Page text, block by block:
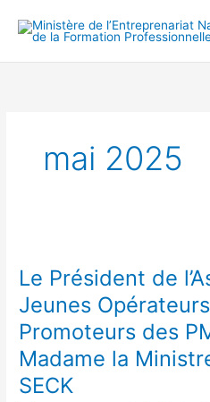
mai 2025
Le Président de
Jeunes
Promoteurs des
Madame la
SECK
de
l’Association
des
Jeunes
Opérateurs
Économiques
Promoteurs